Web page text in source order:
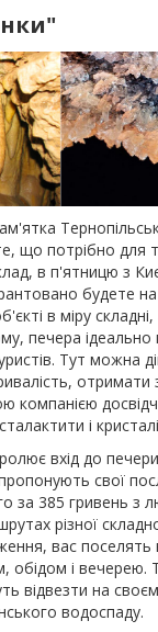
що потрібно для
в п'ятницю з
будете
в міру
печера ідеально
Тут можна
отримати
компанією
і
вхід до
свої
за 385 гривень з
різної
вас поселять
обідом і
відвезти на
водоспаду.